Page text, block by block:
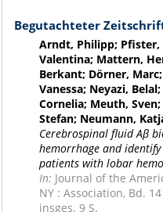
Begutachteter
Arndt, Philipp; Pfister,
Valentina; Mattern,
Berkant; Dörner,
Vanessa; Neyazi,
Cornelia; Meuth,
Stefan; Neumann,
Cerebrospinal fluid Aβ
hemorrhage and
patients with lobar
In: Journal of the
NY : Association, Bd.
insges. 9 S.